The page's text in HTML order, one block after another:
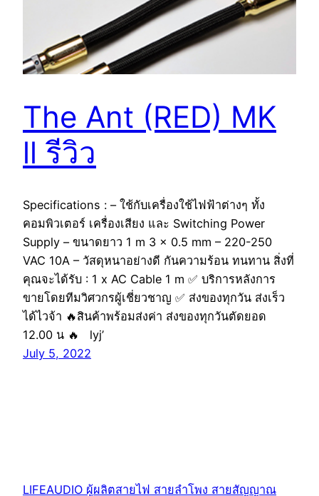
The Ant (RED) MK
ll รีวิว
Specifications : – ใช้กับเครื่องใช้ไฟฟ้าต่างๆ ทั้ง
คอมพิวเตอร์ เครื่องเสียง และ Switching Power
Supply – ขนาดยาว 1 m 3 x 0.5 mm – 220-250
VAC 10A – วัสดุหนาอย่างดี กันความร้อน ทนทาน สิ่งที่
คุณจะได้รับ : 1 x AC Cable 1 m ✅ บริการหลังการ
ขายโดยทีมวิศวกรผู้เชี่ยวชาญ ✅ ส่งของทุกวัน ส่งเร็ว
ได้ไวจ้า 🔥สินค้าพร้อมส่งค่า ส่งของทุกวันตัดยอด
12.00 น 🔥 lyj’
July 5, 2022
LIFEAUDIO ผู้ผลิตสายไฟ สายลำโพง สายสัญญาณ